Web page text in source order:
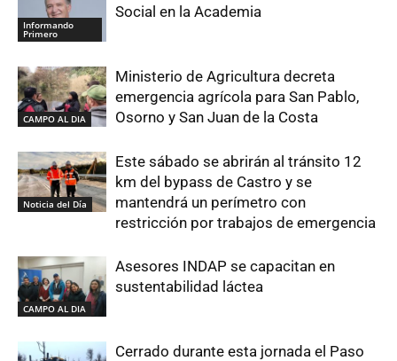
Informando
Primero
Social en la Academia
CAMPO AL DIA
Ministerio de Agricultura decreta
emergencia agrícola para San Pablo,
Osorno y San Juan de la Costa
Noticia del Día
Este sábado se abrirán al tránsito 12
km del bypass de Castro y se
mantendrá un perímetro con
restricción por trabajos de emergencia
CAMPO AL DIA
Asesores INDAP se capacitan en
sustentabilidad láctea
Cerrado durante esta jornada el Paso